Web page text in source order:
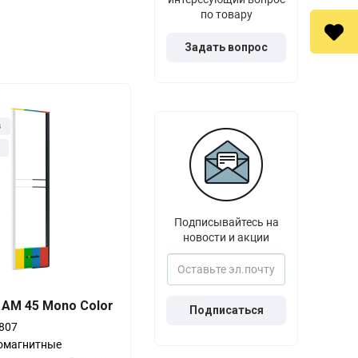
45 Mono Color
0% 28 500 ₽
-21%
по товару
Задать вопрос
Подписывайтесь на
новости и акции
Подписаться